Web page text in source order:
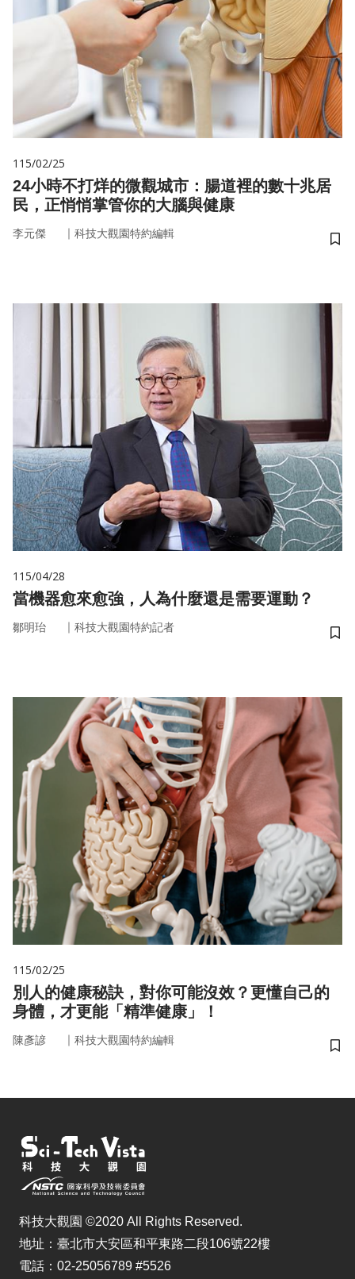
115/02/25
24小時不打烊的微觀城市：腸道裡的數十兆居
民，正悄悄掌管你的大腦與健康
李元傑 ｜ 科技大觀園特約編輯
儲
115/04/28
當機器愈來愈強，人為什麼還是需要運動？
鄒明珆 ｜ 科技大觀園特約記者
儲
115/02/25
別人的健康秘訣，對你可能沒效？更懂自己的
身體，才更能「精準健康」！
陳彥諺 ｜ 科技大觀園特約編輯
儲
科技大觀園 ©2020 All Rights Reserved.
地址：臺北市大安區和平東路二段106號22樓
電話：02-25056789 #5526